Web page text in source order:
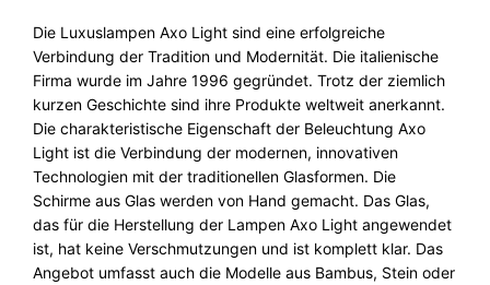
Die Luxuslampen Axo Light sind eine erfolgreiche
Verbindung der Tradition und Modernität. Die italienische
Firma wurde im Jahre 1996 gegründet. Trotz der ziemlich
kurzen Geschichte sind ihre Produkte weltweit anerkannt.
Die charakteristische Eigenschaft der Beleuchtung Axo
Light ist die Verbindung der modernen, innovativen
Technologien mit der traditionellen Glasformen. Die
Schirme aus Glas werden von Hand gemacht. Das Glas,
das für die Herstellung der Lampen Axo Light angewendet
ist, hat keine Verschmutzungen und ist komplett klar. Das
Angebot umfasst auch die Modelle aus Bambus, Stein oder